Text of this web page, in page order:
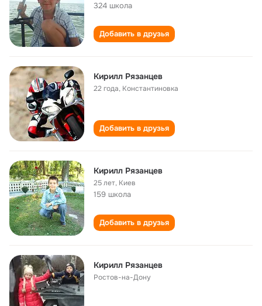
324 школа
Добавить в друзья
Кирилл Рязанцев
22 года, Константиновка
Добавить в друзья
Кирилл Рязанцев
25 лет, Киев
159 школа
Добавить в друзья
Кирилл Рязанцев
Ростов-на-Дону